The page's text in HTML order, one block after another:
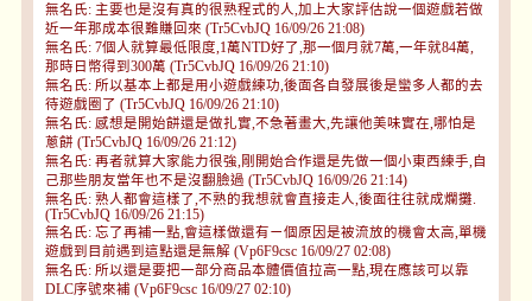
無名氏: 主要也是沒有真的很熟程式的人,加上大家評估說一個遊戲若做
近一年那成本很難賺回來 (Tr5CvbJQ 16/09/26 21:08)
無名氏: 7個人就算最低限度,1萬NTD好了,那一個月就7萬,一年就84萬,
那時日幣得到300萬 (Tr5CvbJQ 16/09/26 21:10)
無名氏: 所以基本上都是用小遊戲練功,後面各自發展後是蠻多人都的去
待遊戲圈了 (Tr5CvbJQ 16/09/26 21:10)
無名氏: 感想是開始餅還是做扎實,不急著畫大,先讓他美味實在,哪怕是
蔥餅 (Tr5CvbJQ 16/09/26 21:12)
無名氏: 再者就算大家能力很強,剛開始合作還是先做一個小東西練手,自
己那些朋友當年也不是沒翻臉過 (Tr5CvbJQ 16/09/26 21:14)
無名氏: 熟人都會這樣了,不熟的我想就會直接走人,後面往往就成爛攤.
(Tr5CvbJQ 16/09/26 21:15)
無名氏: 忘了再補一點,會這樣做還有ㄧ個原因是被流放的機會太高,單機
遊戲到目前遇到這點還是無解 (Vp6F9csc 16/09/27 02:08)
無名氏: 所以還是要把一部分商品本體價值拉高一點,現在應該可以靠
DLC序號來補 (Vp6F9csc 16/09/27 02:10)